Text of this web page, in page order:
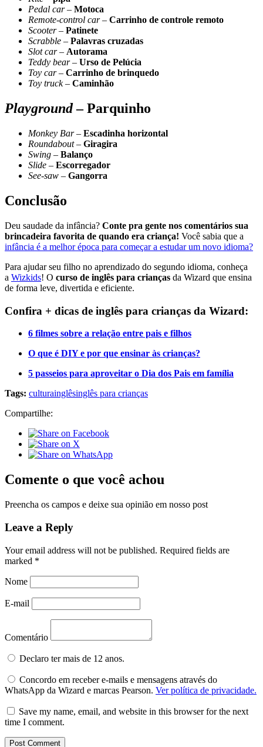
Pedal car– Motoca
Remote-control car– Carrinho de controle remoto
Scooter– Patinete
Scrabble – Palavras cruzadas
Slot car– Autorama
Teddy bear– Urso de Pelúcia
Toy car– Carrinho de brinquedo
Toy truck– Caminhão
Playground– Parquinho
Monkey Bar– Escadinha horizontal
Roundabout– Giragira
Swing – Balanço
Slide – Escorregador
See-saw – Gangorra
Conclusão
Deu saudade da infância? Conte pra gente nos comentários sua
brincadeira favorita de quando era criança! Você sabia que a
infância é a melhor época para começar a estudar um novo idioma?
Para ajudar seu filho no aprendizado do segundo idioma, conheça
a Wizkids! O curso de inglês para crianças da Wizard que ensina
de forma leve, divertida e eficiente.
Confira + dicas de inglês para crianças da Wizard:
6 filmes sobre a relação entre pais e filhos
O que é DIY e por que ensinar às crianças?
5 passeios para aproveitar o Dia dos Pais em família
Tags: culturainglêsinglês para crianças
Compartilhe:
Comente o que você achou
Preencha os campos e deixe sua opinião em nosso post
Leave a Reply
Your email address will not be published. Required fields are
marked *
Nome
E-mail
Comentário
Declaro ter mais de 12 anos.
Concordo em receber e-mails e mensagens através do
WhatsApp da Wizard e marcas Pearson. Ver política de privacidade.
Save my name, email, and website in this browser for the next
time I comment.